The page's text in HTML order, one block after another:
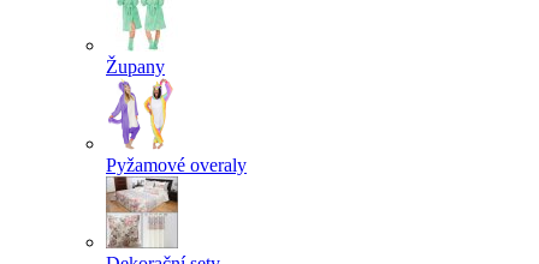
Župany
Pyžamové overaly